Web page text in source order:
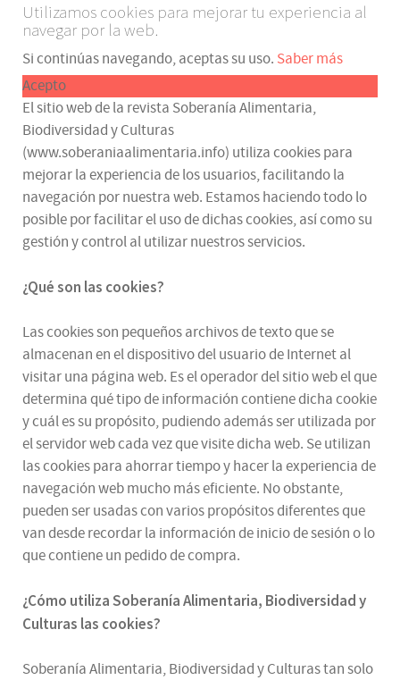
Utilizamos cookies para mejorar tu experiencia al
navegar por la web.
Si continúas navegando, aceptas su uso. Saber más
Acepto
El sitio web de la revista Soberanía Alimentaria,
Biodiversidad y Culturas
(www.soberaniaalimentaria.info) utiliza cookies para
mejorar la experiencia de los usuarios, facilitando la
navegación por nuestra web. Estamos haciendo todo lo
posible por facilitar el uso de dichas cookies, así como su
gestión y control al utilizar nuestros servicios.
¿Qué son las cookies?
Las cookies son pequeños archivos de texto que se
almacenan en el dispositivo del usuario de Internet al
visitar una página web. Es el operador del sitio web el que
determina qué tipo de información contiene dicha cookie
y cuál es su propósito, pudiendo además ser utilizada por
el servidor web cada vez que visite dicha web. Se utilizan
las cookies para ahorrar tiempo y hacer la experiencia de
navegación web mucho más eficiente. No obstante,
pueden ser usadas con varios propósitos diferentes que
van desde recordar la información de inicio de sesión o lo
que contiene un pedido de compra.
¿Cómo utilizaSoberanía Alimentaria, Biodiversidad y
Culturas las cookies?
Soberanía Alimentaria, Biodiversidad y Culturas tan solo